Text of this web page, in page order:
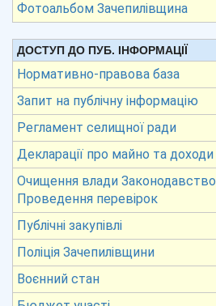
Фотоальбом Зачепилівщина
ДОСТУП ДО ПУБ. ІНФОРМАЦІЇ
Нормативно-правова база
Запит на публічну інформацію
Регламент селищної ради
Декларації про майно та доходи
Очищення влади Законодавство
Проведення перевірок
Публічні закупівлі
Поліція Зачепилівщини
Воєнний стан